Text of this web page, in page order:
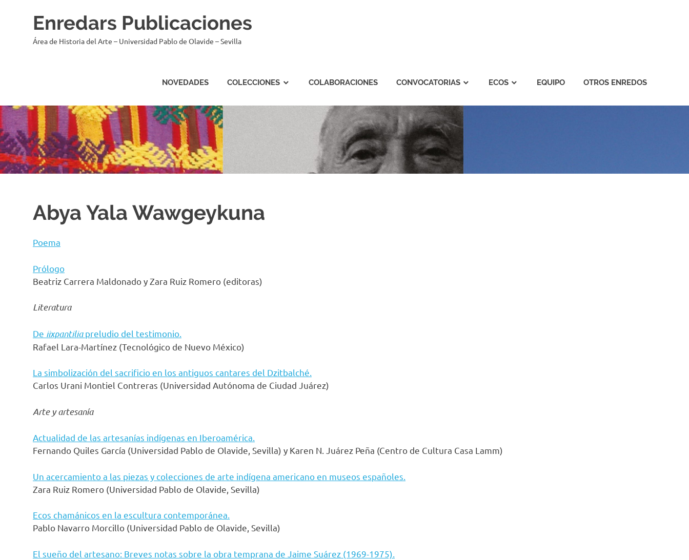
contenidoEnredars Publicaciones
Área de Historia del Arte – Universidad Pablo de Olavide – Sevilla
NOVEDADES COLECCIONES COLABORACIONES CONVOCATORIAS ECOS EQUIPO OTROS ENREDOS
Abya Yala Wawgeykuna
Poema
Prólogo
Beatriz Carrera Maldonado y Zara Ruiz Romero (editoras)
Literatura
De iixpantiliapreludio del testimonio.
Rafael Lara-Martínez (Tecnológico de Nuevo México)
La simbolización del sacrificio en los antiguos cantares del Dzitbalché.
Carlos Urani Montiel Contreras (Universidad Autónoma de Ciudad Juárez)
Arte y artesanía
Actualidad de las artesanías indígenas en Iberoamérica.
Fernando Quiles García (Universidad Pablo de Olavide, Sevilla) y Karen N. Juárez Peña (Centro de Cultura Casa Lamm)
Un acercamiento a las piezas y colecciones de arte indígena americano en museos españoles.
Zara Ruiz Romero (Universidad Pablo de Olavide, Sevilla)
Ecos chamánicos en la escultura contemporánea.
Pablo Navarro Morcillo (Universidad Pablo de Olavide, Sevilla)
El sueño del artesano: Breves notas sobre la obra temprana de Jaime Suárez (1969-1975).